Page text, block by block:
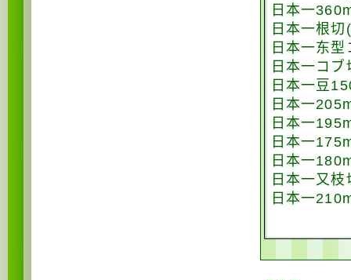
日本一
日本一根
日本一东
日本一コ
日本一豆
日本一
日本一
日本一
日本一
日本一又
日本一